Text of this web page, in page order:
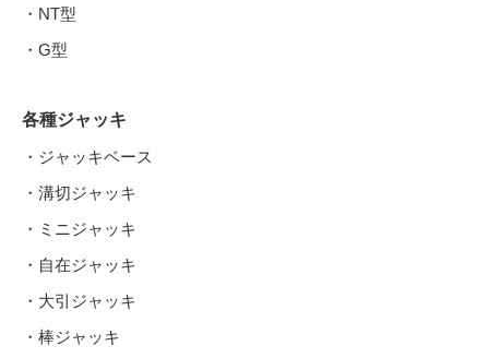
・NT型
・G型
各種ジャッキ
・ジャッキベース
・溝切ジャッキ
・ミニジャッキ
・自在ジャッキ
・大引ジャッキ
・棒ジャッキ